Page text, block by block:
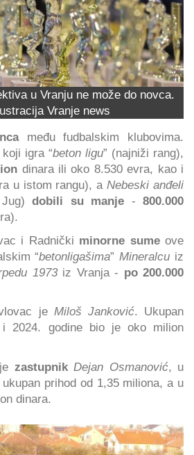
u Vranju ne može do novca.
Vranje news
među fudbalskim klubovima.
koji igra “beton ligu” (najniži rang),
dinara ili oko 8.530 evra, kao i
u istom rangu), aNebeski anđeli
Jug)dobili su manje -800.000
i Radnički minorne sumeove
“betonligašima”Mineralcu iz
1973 iz Vranja - po 200.000
je Miloš Janković. Ukupan
i 2024. godine bio je oko milion
zastupnik Dejan Osmanović, u
prihod od 1,35 miliona, a u
dinara.